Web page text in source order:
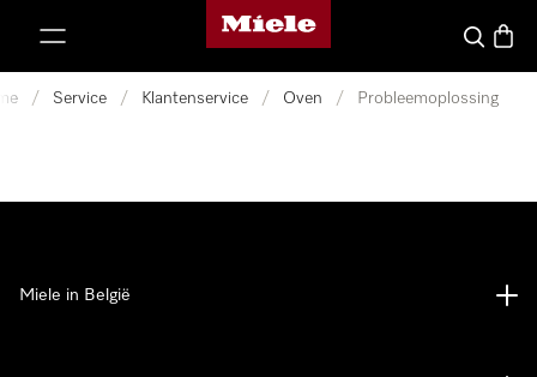
Miele homepage
Wat zoek
/ Service / Klantenservice / Oven / Probleemoplossing
Miele in België